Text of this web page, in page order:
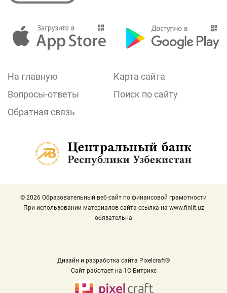
На главную
Карта сайта
Вопросы-ответы
Поиск по сайту
Обратная связь
© 2026 Образовательный веб-сайт по финансовой грамотности
При использовании материалов сайта ссылка на www.finlit.uz
обязательна
Дизайн и разработка сайта Pixelcraft®
Сайт работает на 1C-Битрикс